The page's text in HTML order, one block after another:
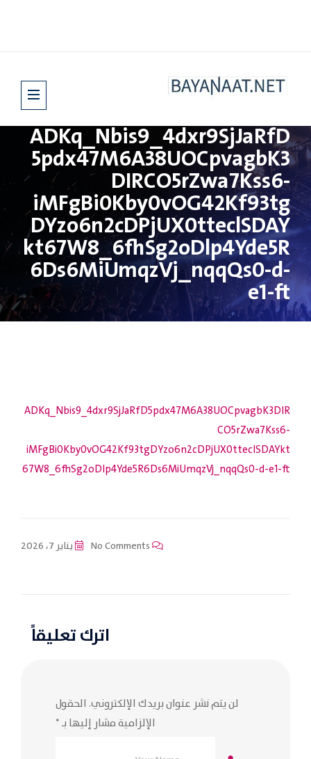
ADKq_Nbis9_4dxr9SjJaRfD
5pdx47M6A38UOCpvagbK3
DIRCO5rZwa7Kss6-
iMFgBi0Kby0vOG42Kf93tg
DYzo6n2cDPjUX0tteclSDAY
kt67W8_6fhSg2oDlp4Yde5R
6Ds6MiUmqzVj_nqqQs0-d-
e1-ft
ADKq_Nbis9_4dxr9SjJaRfD5pdx47M6A38UOCpvagbK3DIR
CO5rZwa7Kss6-
iMFgBi0Kby0vOG42Kf93tgDYzo6n2cDPjUX0tteclSDAYkt
67W8_6fhSg2oDlp4Yde5R6Ds6MiUmqzVj_nqqQs0-d-e1-ft
يناير 7، 2026
اترك تعليقاً
لن يتم نشر عنوان بريدك الإلكتروني. الحقول
الإلزامية مشار إليها بـ*